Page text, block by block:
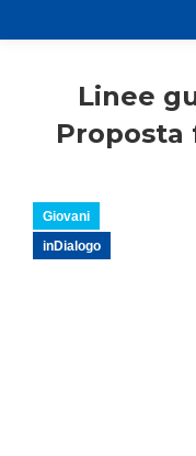
Linee
Proposta
Giovani
inDialogo